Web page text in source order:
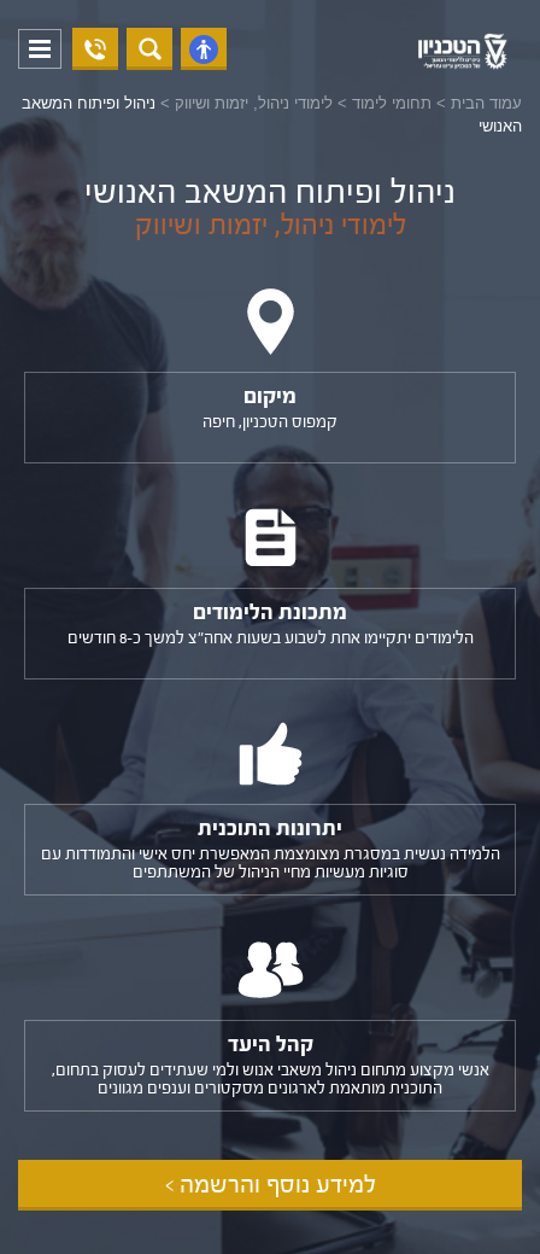
פתח
נגישות
04-
8294228
פתח
עמוד הבית > תחומי לימוד > לימודי ניהול, יזמות ושיווק > ניהול ופיתוח המשאב
האנושי
ניהול ופיתוח המשאב האנושי
לימודי ניהול, יזמות ושיווק
מיקום
קמפוס הטכניון, חיפה
מתכונת הלימודים
הלימודים יתקיימו אחת לשבוע בשעות אחה"צ למשך כ-8 חודשים
יתרונות התוכנית
הלמידה נעשית במסגרת מצומצמת המאפשרת יחס אישי והתמודדות עם
סוגיות מעשיות מחיי הניהול של המשתתפים
קהל היעד
אנשי מקצוע מתחום ניהול משאבי אנוש ולמי שעתידים לעסוק בתחום,
התוכנית מותאמת לארגונים מסקטורים וענפים מגוונים
למידע נוסף והרשמה >